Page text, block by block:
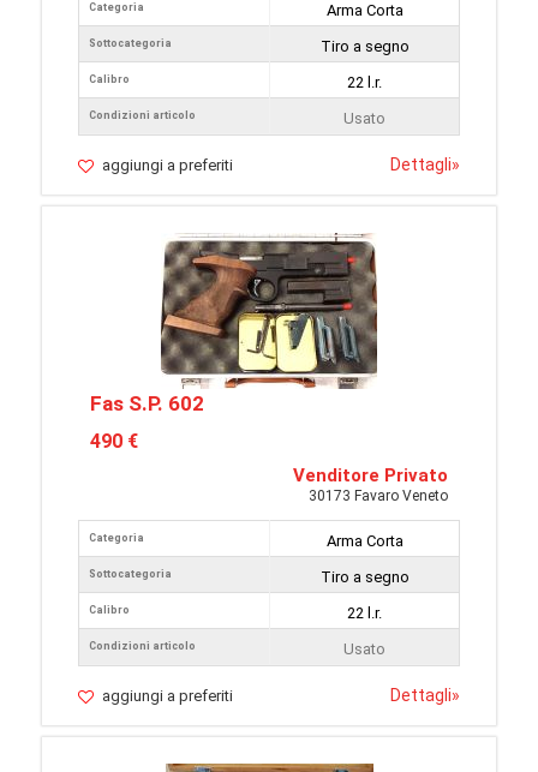
Categoria
Sottocategoria
Calibro
Condizioni articolo
Arma Corta
Tiro a segno
22 l.r.
Usato
aggiungi a preferiti Dettagli»
Fas S.P. 602
490 €
Venditore Privato
30173 Favaro Veneto
Categoria
Sottocategoria
Calibro
Condizioni articolo
Arma Corta
Tiro a segno
22 l.r.
Usato
aggiungi a preferiti Dettagli»